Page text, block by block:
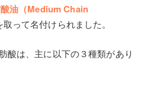
油（Medium Chain
って名付けられました。
酸は、主に以下の３種類があり